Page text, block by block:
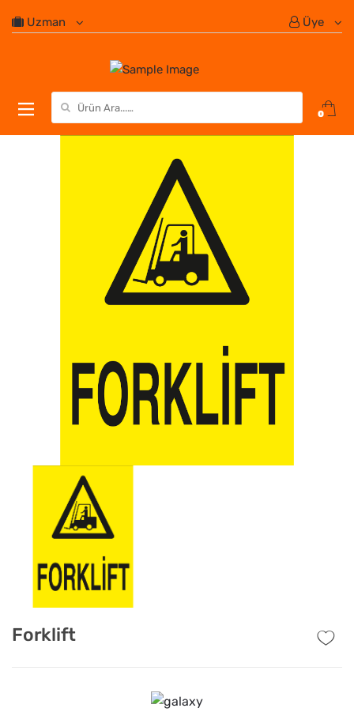
Uzman Üye
Search for:
0
Forklift